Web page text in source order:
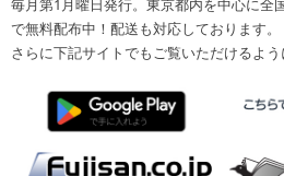
毎月第1月曜日発行。東京都内を中心に全
で無料配布中！配送も対応しております。
さらに下記サイトでもご覧いただけるよう